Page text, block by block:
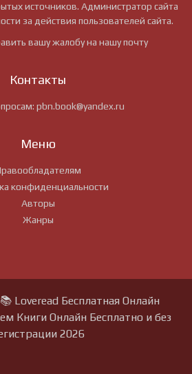
источников. Администратор сайта
за действия пользователей сайта.
вашу жалобу на нашу почту
Контакты
pbn.book@yandex.ru
Меню
конфиденциальности
Авторы
Жанры
Loveread Бесплатная Онлайн
Книги Онлайн Бесплатно и без
2026